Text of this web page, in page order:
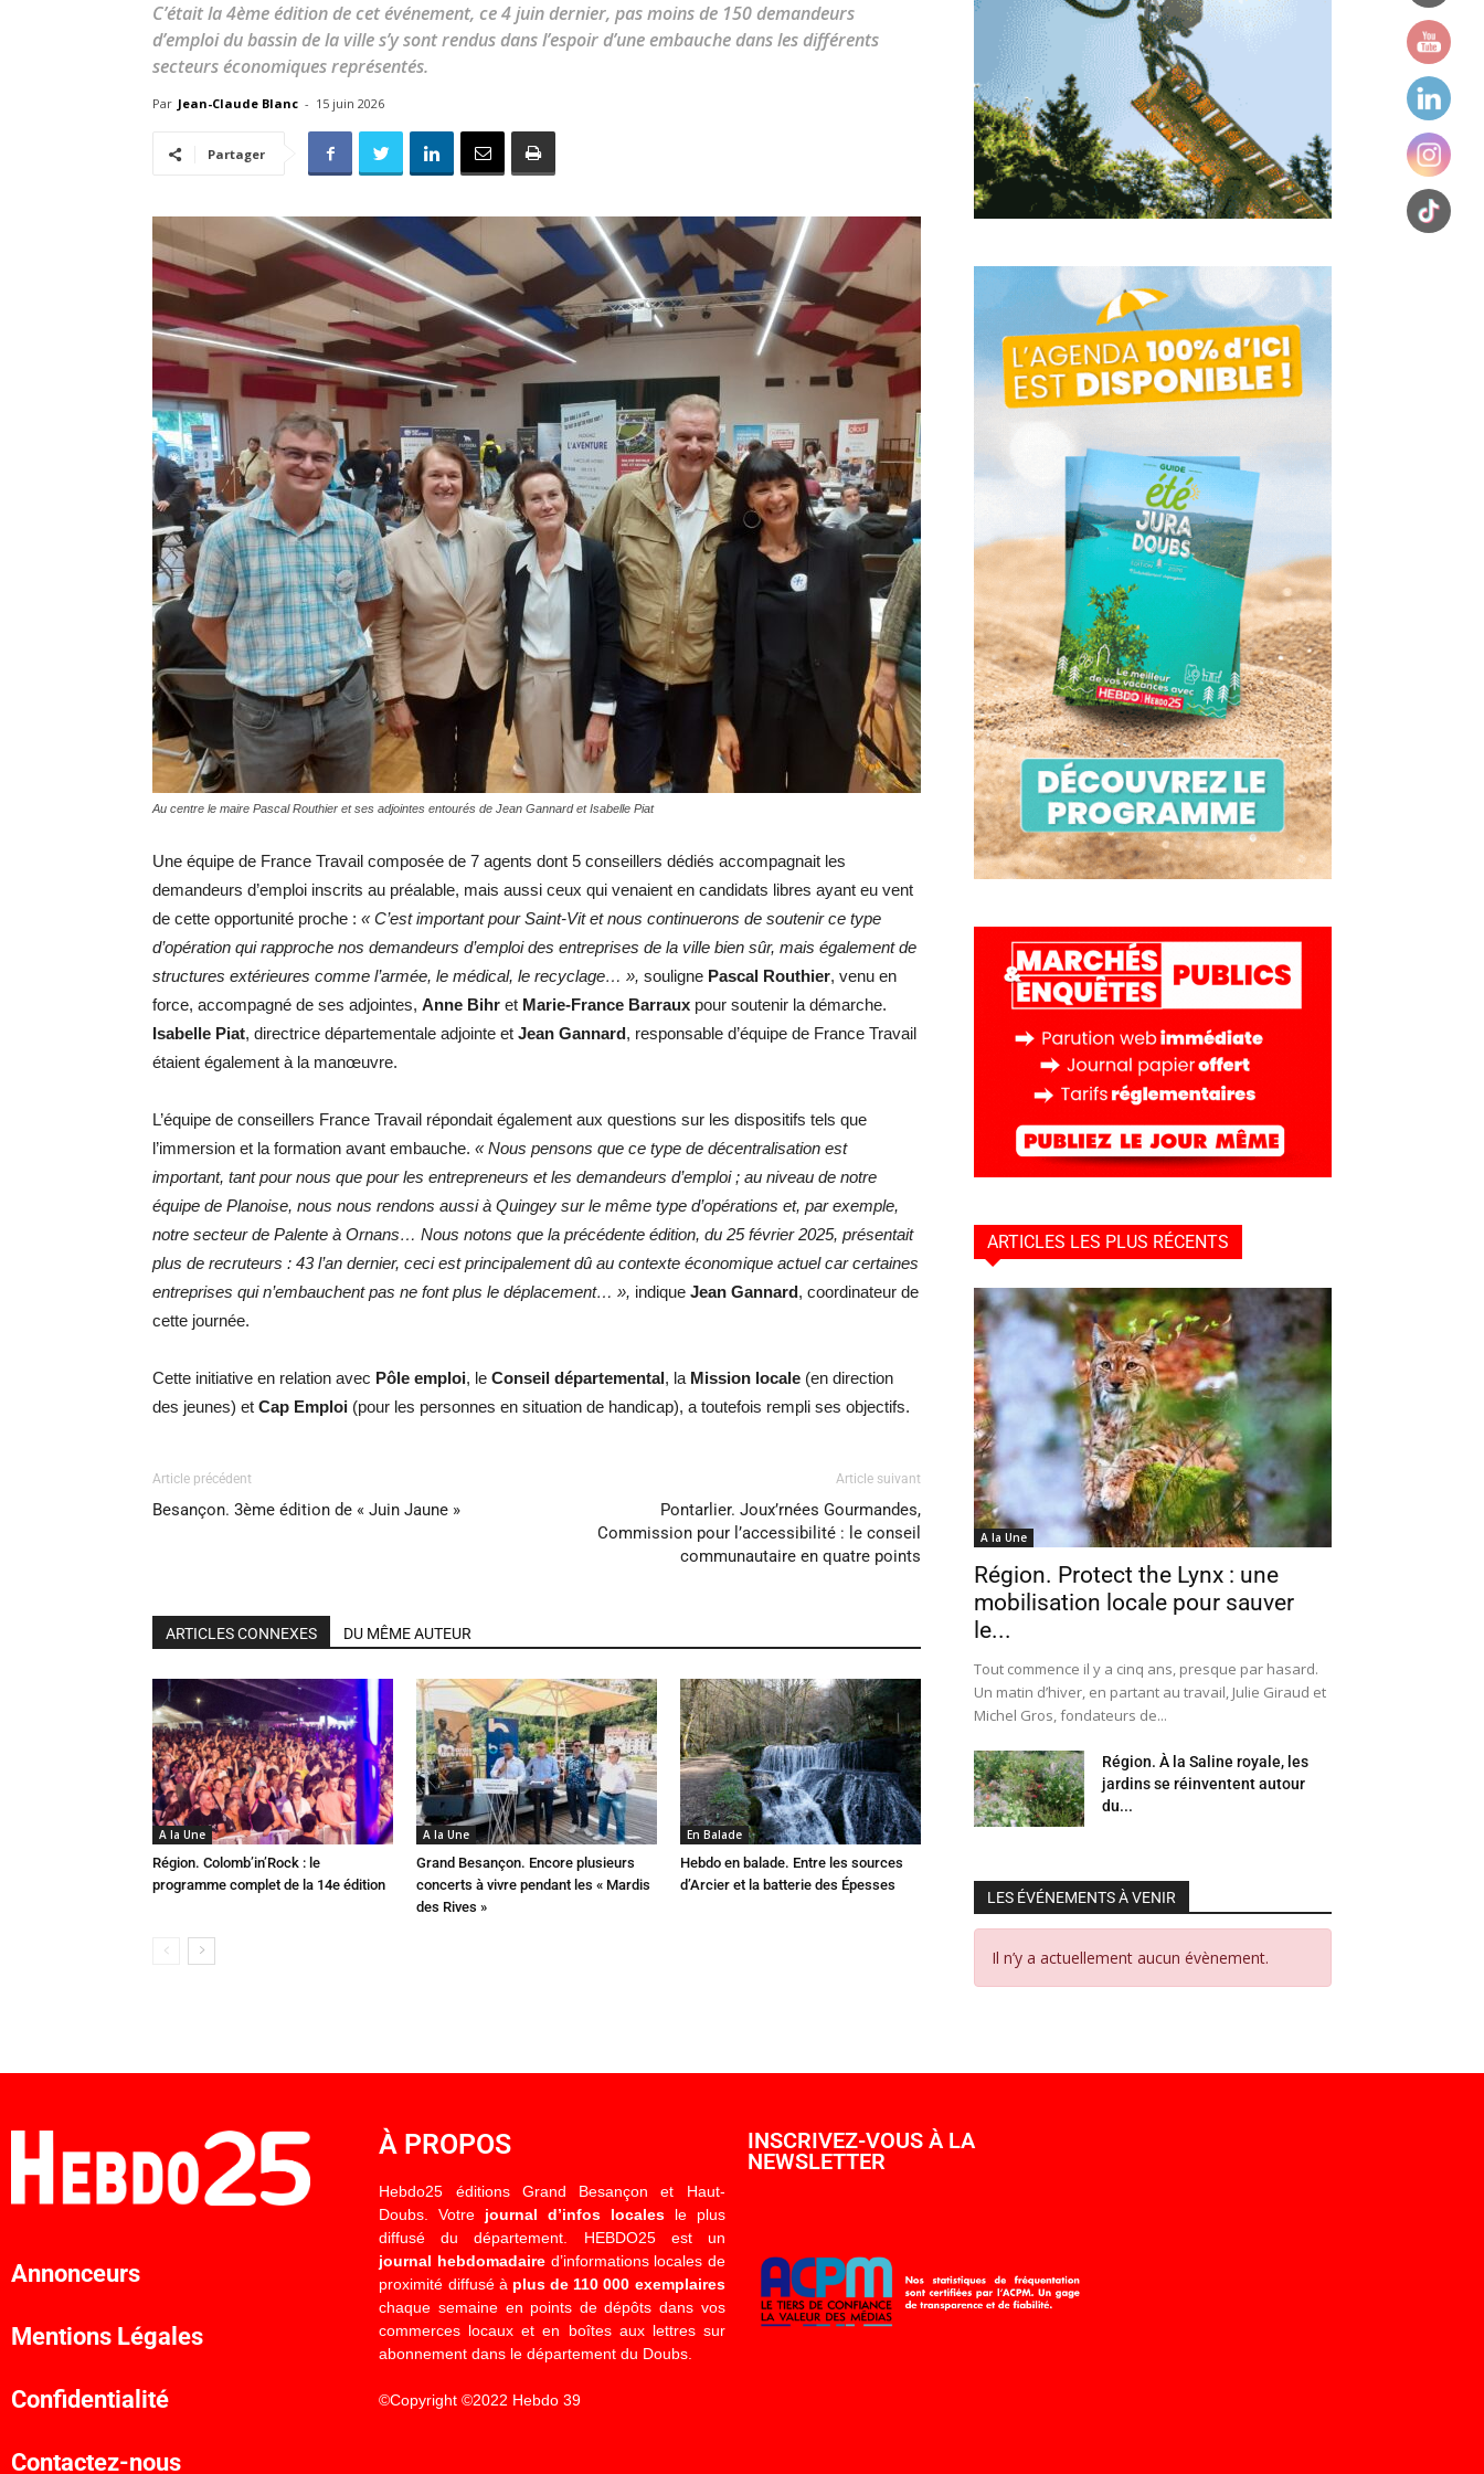
toute
locale
–
Hebdo25
C’était la 4ème édition de cet événement, ce 4 juin dernier, pas moins de 150 demandeurs
d’emploi du bassin de la ville s’y sont rendus dans l’espoir d’une embauche dans les différents
secteurs économiques représentés.
Par Jean-Claude Blanc - 15 juin 2026
Partager
Au centre le maire Pascal Routhier et ses adjointes entourés de Jean Gannard et Isabelle Piat
Une équipe de France Travail composée de 7 agents dont 5 conseillers dédiés accompagnait les
demandeurs d’emploi inscrits au préalable, mais aussi ceux qui venaient en candidats libres ayant eu vent
de cette opportunité proche : « C’est important pour Saint-Vit et nous continuerons de soutenir ce type
d’opération qui rapproche nos demandeurs d’emploi des entreprises de la ville bien sûr, mais également de
structures extérieures comme l’armée, le médical, le recyclage… », souligne Pascal Routhier, venu en
force, accompagné de ses adjointes, Anne Bihr et Marie-France Barraux pour soutenir la démarche.
Isabelle Piat, directrice départementale adjointe et Jean Gannard, responsable d’équipe de France Travail
étaient également à la manœuvre.
L’équipe de conseillers France Travail répondait également aux questions sur les dispositifs tels que
l’immersion et la formation avant embauche. « Nous pensons que ce type de décentralisation est
important, tant pour nous que pour les entrepreneurs et les demandeurs d’emploi ; au niveau de notre
équipe de Planoise, nous nous rendons aussi à Quingey sur le même type d’opérations et, par exemple,
notre secteur de Palente à Ornans… Nous notons que la précédente édition, du 25 février 2025, présentait
plus de recruteurs : 43 l’an dernier, ceci est principalement dû au contexte économique actuel car certaines
entreprises qui n’embauchent pas ne font plus le déplacement… », indique Jean Gannard, coordinateur de
cette journée.
Cette initiative en relation avec Pôle emploi, le Conseil départemental, la Mission locale (en direction
des jeunes) et Cap Emploi (pour les personnes en situation de handicap), a toutefois rempli ses objectifs.
Article précédent
Besançon. 3ème édition de « Juin Jaune »
Article suivant
Pontarlier. Joux’rnées Gourmandes,
Commission pour l’accessibilité : le conseil
communautaire en quatre points
ARTICLES CONNEXES DU MÊME AUTEUR
A la Une
Région. Colomb’in’Rock : le
programme complet de la 14e édition
A la Une
Grand Besançon. Encore plusieurs
concerts à vivre pendant les « Mardis
des Rives »
En Balade
Hebdo en balade. Entre les sources
d’Arcier et la batterie des Épesses
ARTICLES LES PLUS RÉCENTS
A la Une
Région. Protect the Lynx : une
mobilisation locale pour sauver
le...
Tout commence il y a cinq ans, presque par hasard.
Un matin d’hiver, en partant au travail, Julie Giraud et
Michel Gros, fondateurs de...
Région. À la Saline royale, les
jardins se réinventent autour
du...
LES ÉVÉNEMENTS À VENIR
Il n’y a actuellement aucun évènement.
Annonceurs
Mentions Légales
Confidentialité
Contactez-nous
À PROPOS
Hebdo25 éditions Grand Besançon et Haut-
Doubs. Votre journal d’infos localesle plus
diffusé du département. HEBDO25 est un
journal hebdomadaired’informations locales de
proximité diffusé à plus de 110 000 exemplaires
chaque semaine en points de dépôts dans vos
commerces locaux et en boîtes aux lettres sur
abonnement dans le département du Doubs.
©Copyright ©2022 Hebdo 39
INSCRIVEZ-VOUS À LA
NEWSLETTER